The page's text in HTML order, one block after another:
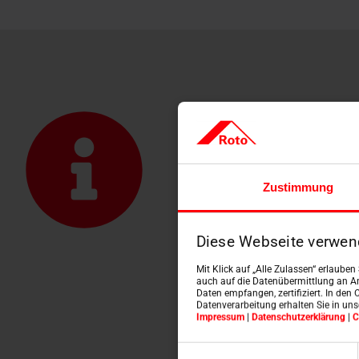
Zustimmung
Diese Webseite
Mit Klick auf „Alle Zulassen“
auch auf die Datenübermittlung an
Daten empfangen, zertifiziert. In den
Datenverarbeitung erhalten Sie in
Impressum| Datenschutzerklärung|
Czy
Dzięki
bliżej nieba.